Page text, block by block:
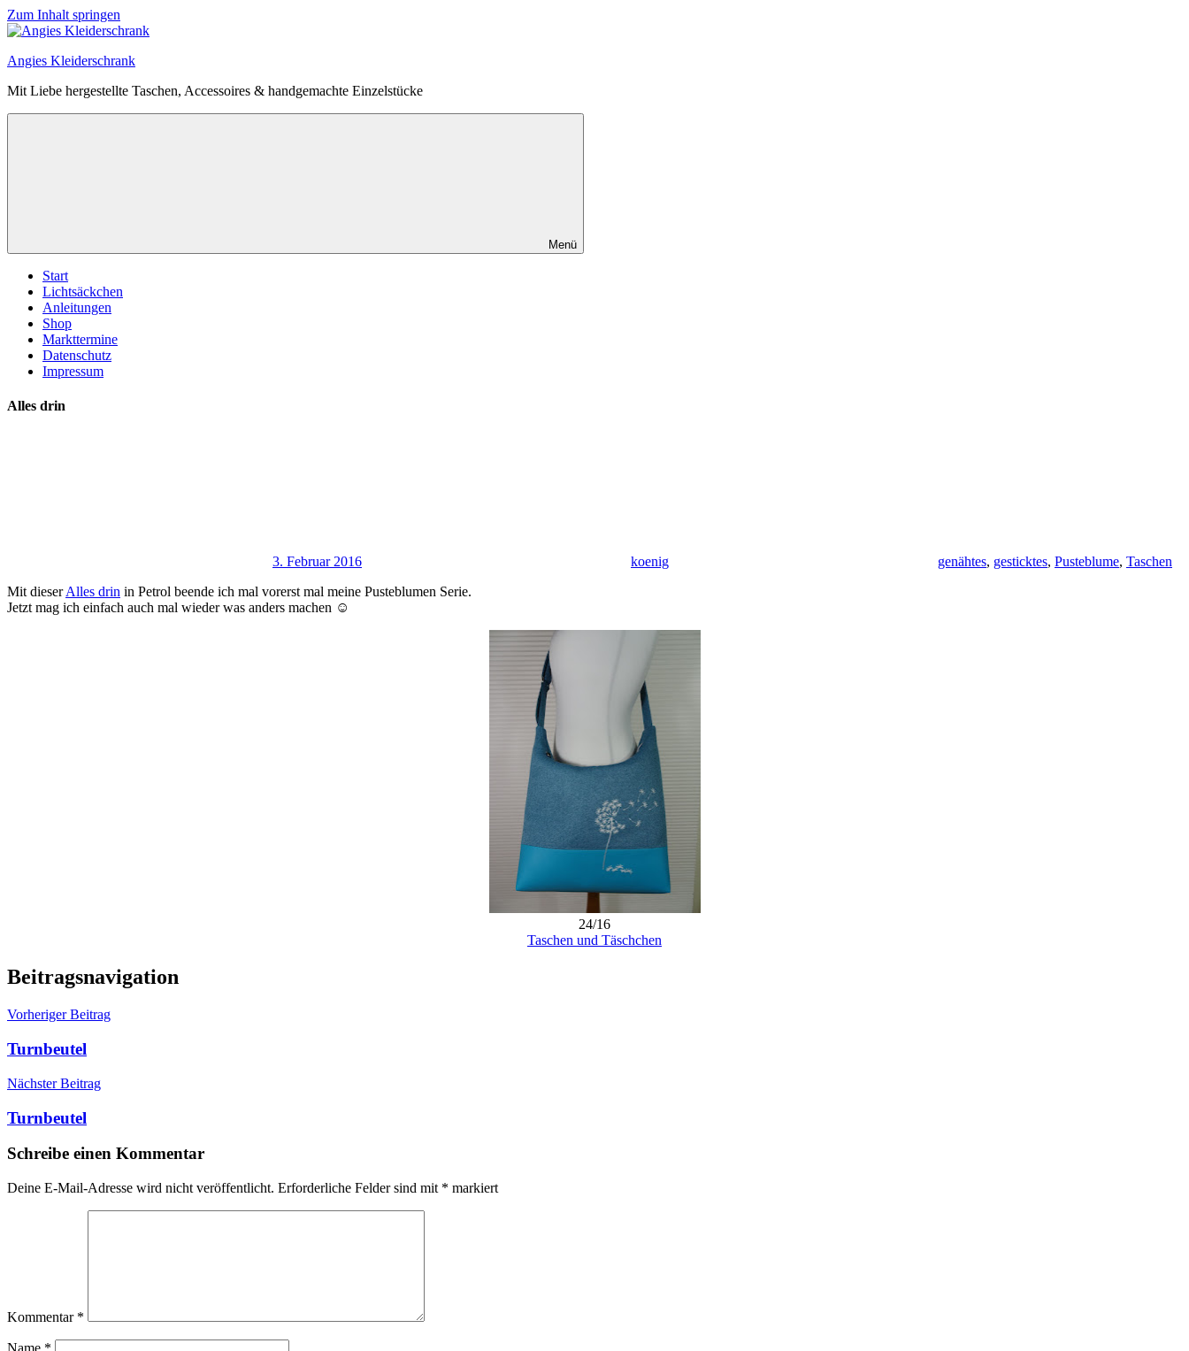
Zum Inhalt springen
Angies Kleiderschrank
Mit Liebe hergestellte Taschen, Accessoires & handgemachte Einzelstücke
Menü
Start
Lichtsäckchen
Anleitungen
Shop
Markttermine
Datenschutz
Impressum
Alles drin
3. Februar 2016 koenig genähtes, gesticktes, Pusteblume, Taschen
Mit dieserAlles drin in Petrol beende ich mal vorerst mal meine Pusteblumen Serie.
Jetzt mag ich einfach auch mal wieder was anders machen ☺
24/16
Taschen und Täschchen
Beitragsnavigation
Vorheriger Beitrag
Turnbeutel
Nächster Beitrag
Turnbeutel
Schreibe einen Kommentar
Deine E-Mail-Adresse wird nicht veröffentlicht. Erforderliche Felder sind mit * markiert
Kommentar *
Name *